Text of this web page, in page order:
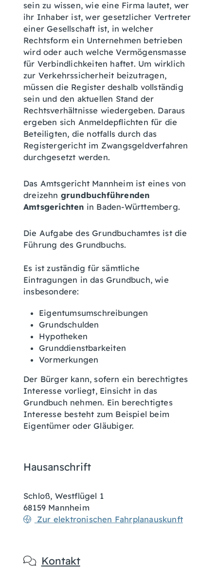
sein zu wissen, wie eine Firma lautet, wer
ihr Inhaber ist, wer gesetzlicher Vertreter
einer Gesellschaft ist, in welcher
Rechtsform ein Unternehmen betrieben
wird oder auch welche Vermögensmasse
für Verbindlichkeiten haftet. Um wirklich
zur Verkehrssicherheit beizutragen,
müssen die Register deshalb vollständig
sein und den aktuellen Stand der
Rechtsverhältnisse wiedergeben. Daraus
ergeben sich Anmeldepflichten für die
Beteiligten, die notfalls durch das
Registergericht im Zwangsgeldverfahren
durchgesetzt werden.
Das Amtsgericht Mannheim ist eines von
dreizehn grundbuchführenden
Amtsgerichten in Baden-Württemberg.
Die Aufgabe des Grundbuchamtes ist die
Führung des Grundbuchs.
Es ist zuständig für sämtliche
Eintragungen in das Grundbuch, wie
insbesondere:
Eigentumsumschreibungen
Grundschulden
Hypotheken
Grunddienstbarkeiten
Vormerkungen
Der Bürger kann, sofern ein berechtigtes
Interesse vorliegt, Einsicht in das
Grundbuch nehmen. Ein berechtigtes
Interesse besteht zum Beispiel beim
Eigentümer oder Gläubiger.
Hausanschrift
Schloß, Westflügel 1
68159 Mannheim
Zur elektronischen Fahrplanauskunft
Kontakt